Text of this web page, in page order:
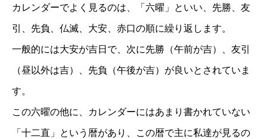
カレンダーでよく見るのは、「六曜」といい、先勝、友
引、先負、仏滅、大安、赤口の順に繰り返します。
一般的には大安が吉日で、次に先勝（午前が吉）、友引
（昼以外は吉）、先負（午後が吉）が良いとされていま
す。
この六曜の他に、カレンダーにはあまり書かれていない
「十二直」という暦があり、この暦で主に私達が見るの